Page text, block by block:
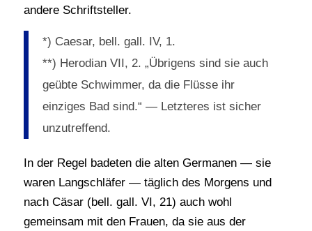
andere Schriftsteller.
*) Caesar, bell. gall. IV, 1.
**) Herodian VII, 2. „Übrigens sind sie auch
geübte Schwimmer, da die Flüsse ihr
einziges Bad sind.“ — Letzteres ist sicher
unzutreffend.
In der Regel badeten die alten Germanen — sie
waren Langschläfer — täglich des Morgens und
nach Cäsar (bell. gall. VI, 21) auch wohl
gemeinsam mit den Frauen, da sie aus der